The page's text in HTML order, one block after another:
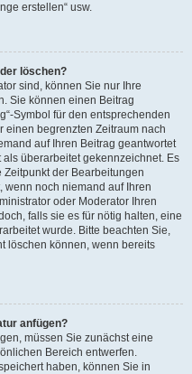
erstellen“ usw.
löschen?
sind, können Sie nur Ihre
Sie können einen Beitrag
Symbol für den entsprechenden
einen begrenzten Zeitraum nach
auf Ihren Beitrag geantwortet
überarbeitet gekennzeichnet. Es
der Bearbeitungen
noch niemand auf Ihren
oder Moderator Ihren
falls sie es für nötig halten, eine
wurde. Bitte beachten Sie,
löschen können, wenn bereits
anfügen?
müssen Sie zunächst eine
Bereich entwerfen.
haben, können Sie in